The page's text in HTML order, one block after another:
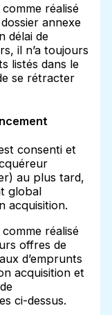
réalisé
annexe
délai de
il n’a toujours
listés dans le
se rétracter
consenti et
au plus tard,
global
acquisition.
réalisé
offres de
d’emprunts
acquisition et
ci-dessus.